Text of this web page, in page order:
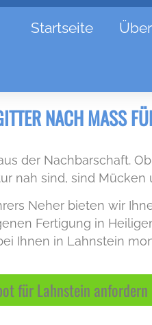
Startseite
NACH MASS
der Nachbarschaft.
nah sind, sind
Neher bieten wir
Fertigung in
Ihnen in Lahnstein
für Lahnstein anfordern